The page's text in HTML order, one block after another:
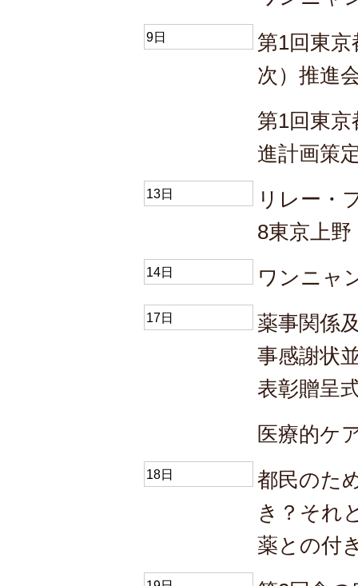
9日
第1回東
次）推進
第1回東
進計画策
13日
リレー・
8東京上野
14日 ワンニャ
17日
薬事関係
事感謝状
表彰贈呈
医療的ケ
18日
都民のた
き？それ
薬との付